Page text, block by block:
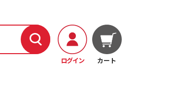
ログイン カート